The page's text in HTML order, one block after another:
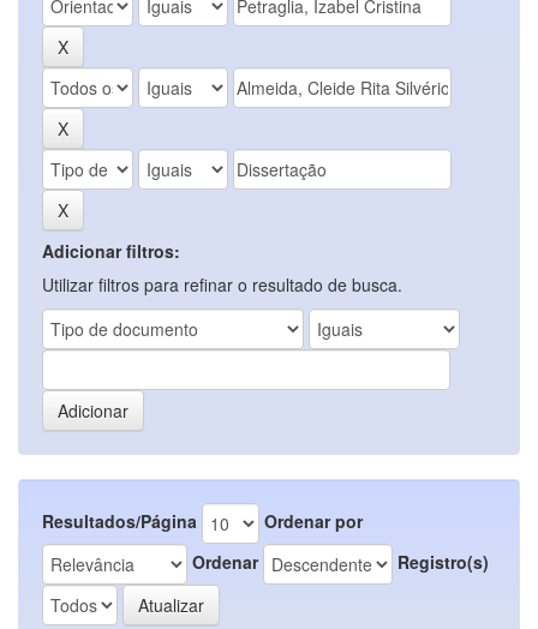
Adicionar filtros:
Utilizar filtros para refinar o resultado de busca.
Resultados/Página
Ordenar por
Ordenar
Registro(s)